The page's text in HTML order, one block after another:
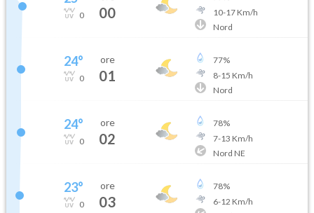
0 00
10-17Km/h
Nord
24°
0
ore
01
77%
8-15 Km/h
Nord
24°
0
ore
02
78%
7-13 Km/h
Nord NE
23°
0
ore
03
78%
6-12 Km/h